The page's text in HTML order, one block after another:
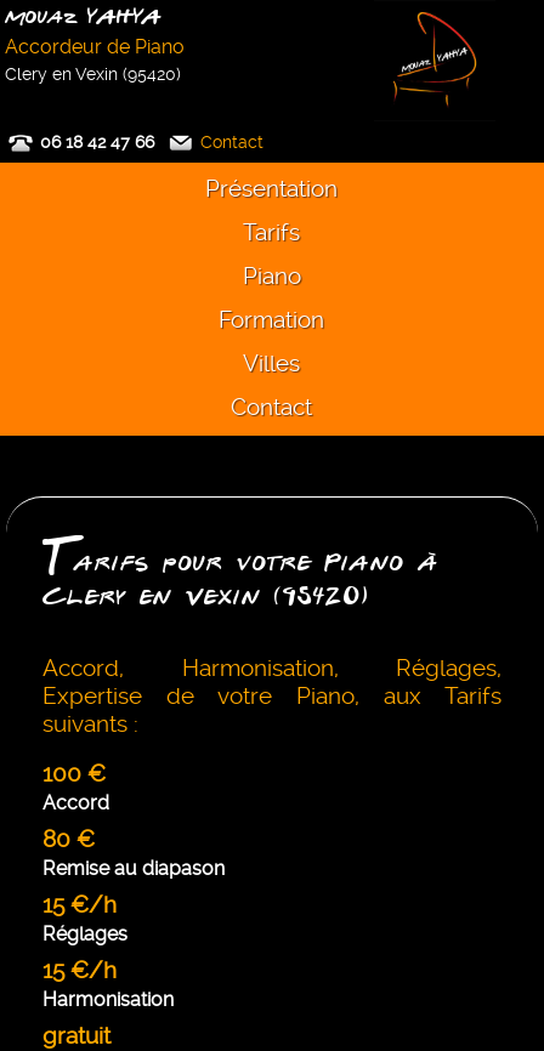
Mouaz YAHYA
Accordeur de Piano
Clery en Vexin (95420)
06 18 42 47 66 Contact
Présentation
Tarifs
Piano
Formation
Villes
Contact
Tarifs pour votre Piano à
Clery en Vexin (95420)
Accord, Harmonisation, Réglages,
Expertise de votre Piano, aux Tarifs
suivants :
100 €
Accord
80 €
Remise au diapason
15 €/h
Réglages
15 €/h
Harmonisation
gratuit